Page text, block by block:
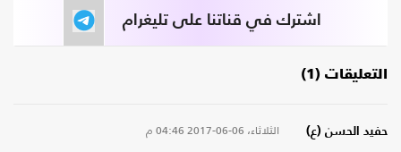
اشترك في قناتنا على تليغرام
التعليقات (1)
حفيد الحسن (ع) الثلاثاء، 06-06-2017 04:46 م